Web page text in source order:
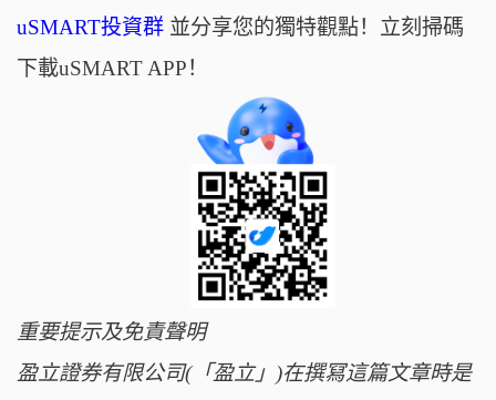
uSMART投資群並分享您的獨特觀點！立刻掃碼
下載uSMART APP！
重要提示及免責聲明
盈立證券有限公司(「盈立」)在撰冩這篇文章時是